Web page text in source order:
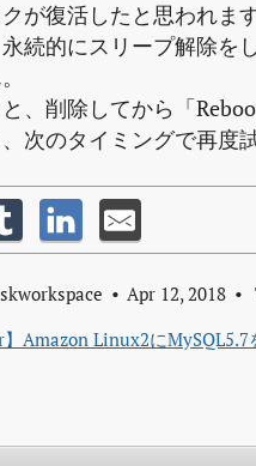
が復活したと思われます
続的にスリープ解除を
、削除してから「
次のタイミングで再度
skworkspace Apr 12, 2018
】Amazon Linux2に